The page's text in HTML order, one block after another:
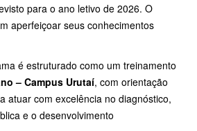
para o ano letivo de 2026. O
aperfeiçoar seus conhecimentos
é estruturado como um treinamento
– Campus Urutaí, com orientação
atuar com excelência no diagnóstico,
e o desenvolvimento